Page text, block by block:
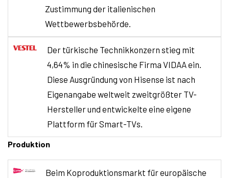
Zustimmung der italienischen
Wettbewerbsbehörde.
Der türkische Technikkonzern stieg mit
4,64% in die chinesische Firma VIDAA ein.
Diese Ausgründung von Hisense ist nach
Eigenangabe weltweit zweitgrößter TV-
Hersteller und entwickelte eine eigene
Plattform für Smart-TVs.
Produktion
Beim Koproduktionsmarkt füreuropäische